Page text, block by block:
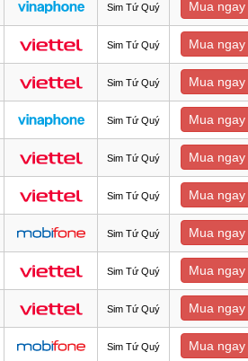
Sim Tứ Quý Mua ngay
Sim Tứ Quý Mua ngay
Sim Tứ Quý Mua ngay
Sim Tứ Quý Mua ngay
Sim Tứ Quý Mua ngay
Sim Tứ Quý Mua ngay
Sim Tứ Quý Mua ngay
Sim Tứ Quý Mua ngay
Sim Tứ Quý Mua ngay
Sim Tứ Quý Mua ngay